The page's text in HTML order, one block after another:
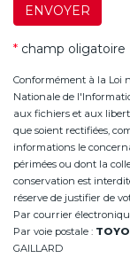
ENVOYER
* champ oligatoire
Conformément à la Loi
Nationale de
aux fichiers et aux
que soient rectifiées,
informations le
périmées ou dont la
conservation est
réserve de justifier de
Par courrier
Par voie postale :
GAILLARD